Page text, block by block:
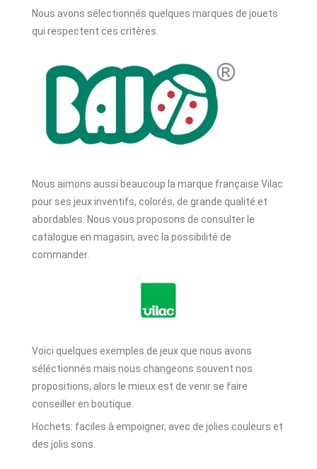
Nous avons sélectionnés quelques marques de jouets
qui respectent ces critères.
Nous aimons aussi beaucoup la marque française Vilac
pour ses jeux inventifs, colorés, de grande qualité et
abordables. Nous vous proposons de consulter le
catalogue en magasin, avec la possibilité de
commander.
Voici quelques exemples de jeux que nous avons
séléctionnés mais nous changeons souvent nos
propositions, alors le mieux est de venir se faire
conseiller en boutique.
Hochets: faciles à empoigner, avec de jolies couleurs et
des jolis sons.